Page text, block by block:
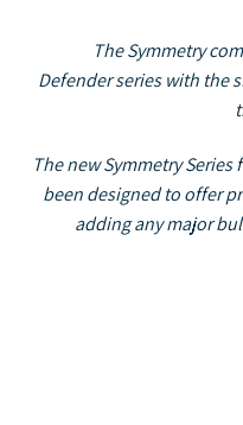
“The Symmetry
Defender series with the
“The new Symmetry
been designed to offer
adding any major